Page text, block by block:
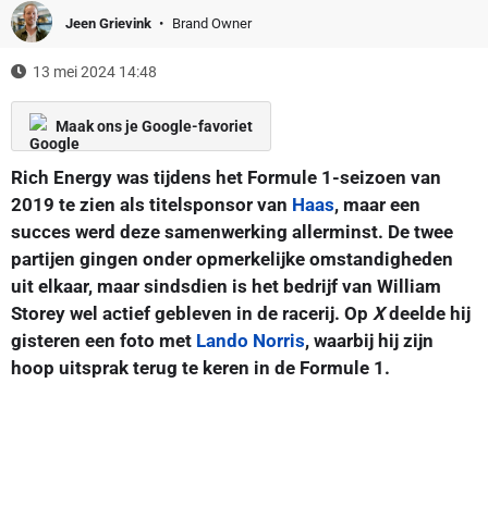
Jeen Grievink Brand Owner
13 mei 2024 14:48
Maak ons je Google-favoriet
Rich Energy was tijdens het Formule 1-seizoen van
2019 te zien als titelsponsor van Haas, maar een
succes werd deze samenwerking allerminst. De twee
partijen gingen onder opmerkelijke omstandigheden
uit elkaar, maar sindsdien is het bedrijf van William
Storey wel actief gebleven in de racerij. Op Xdeelde hij
gisteren een foto met Lando Norris, waarbij hij zijn
hoop uitsprak terug te keren in de Formule 1.